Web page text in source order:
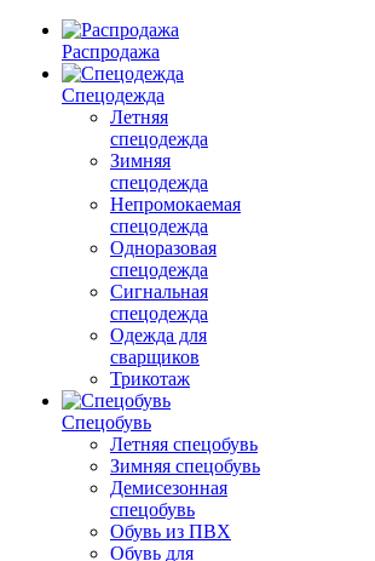
Распродажа
Спецодежда
Летняя
спецодежда
Зимняя
спецодежда
Непромокаемая
спецодежда
Одноразовая
спецодежда
Сигнальная
спецодежда
Одежда для
сварщиков
Трикотаж
Спецобувь
Летняя спецобувь
Зимняя спецобувь
Демисезонная
спецобувь
Обувь из ПВХ
Обувь для